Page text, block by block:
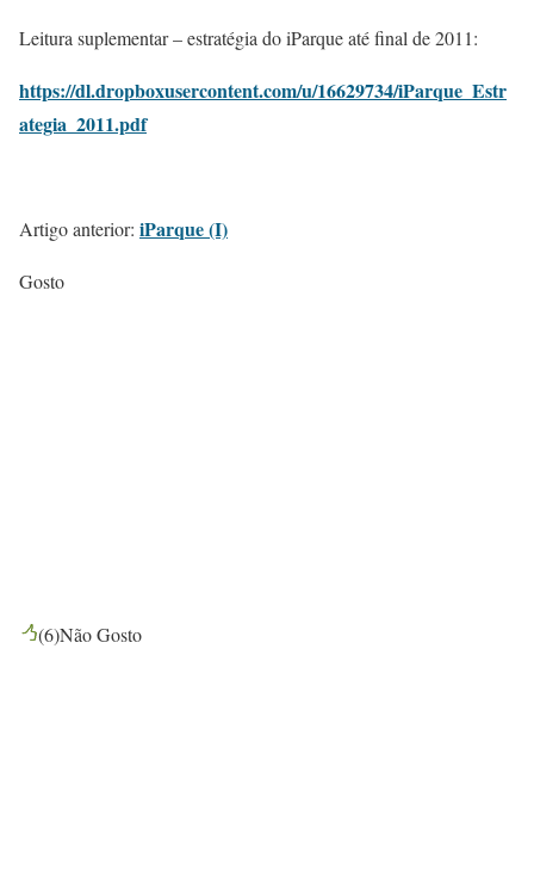
Leitura suplementar – estratégia do iParque até final de 2011:
https://dl.dropboxusercontent.com/u/16629734/iParque_Estr
ategia_2011.pdf
Artigo anterior: iParque (I)
Gosto
(6)Não Gosto